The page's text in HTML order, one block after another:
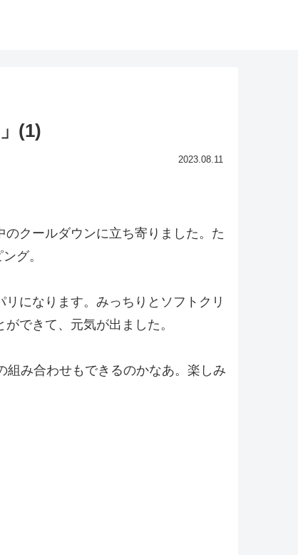
(1)
2023.08.11
クールダウンに立ち寄りました。た
グ。
になります。みっちりとソフトクリ
できて、元気が出ました。
組み合わせもできるのかなあ。楽しみ